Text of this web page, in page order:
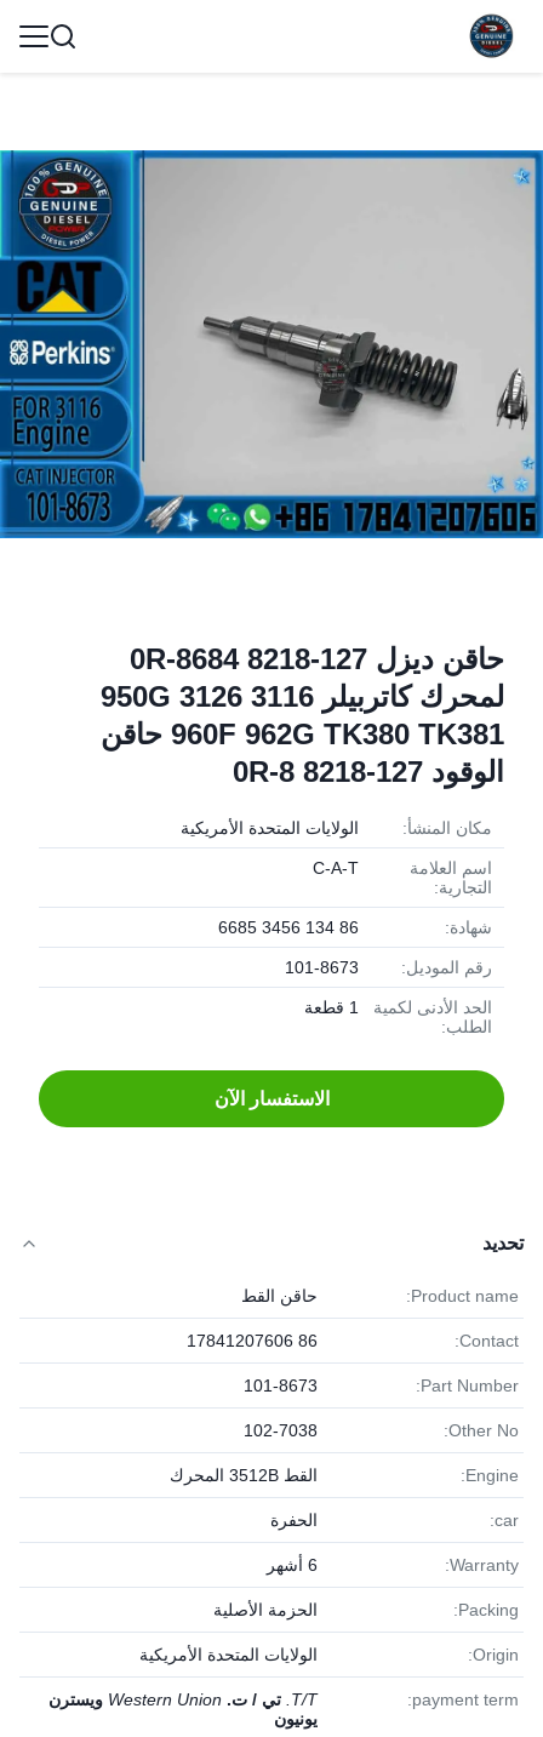
حاقن ديزل 127-8218 0R-8684
لمحرك كاتربيلر 3116 3126 950G
960F 962G TK380 TK381 حاقن
الوقود 127-8218 0R-8
مكان المنشأ: الولايات المتحدة الأمريكية
اسم العلامة
التجارية:
C-A-T
شهادة: 86 134 3456 6685
رقم الموديل: 101-8673
الحد الأدنى لكمية
الطلب:
1 قطعة
الاستفسار الآن
تحديد
Product name: حاقن القط
Contact:
86 17841207606
Part Number:
101-8673
Other No:
102-7038
Engine: القط 3512B المحرك
car: الحفرة
Warranty: 6 أشهر
Packing: الحزمة الأصلية
Origin: الولايات المتحدة الأمريكية
payment term:
T/T. تي / ت. Western Union ويسترن
يونيون